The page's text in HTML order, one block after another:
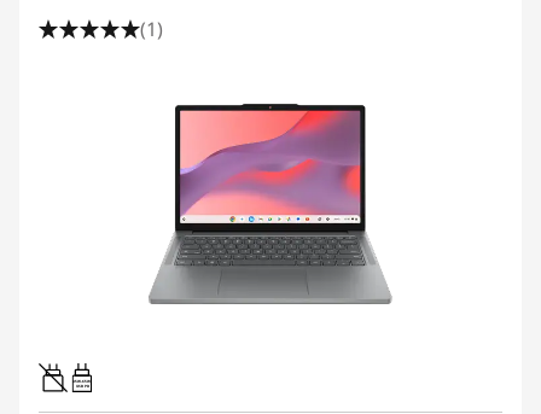
(1)
45W-65W
USB PD